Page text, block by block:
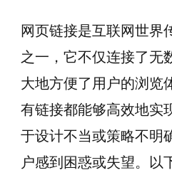
网页链接是互联网世界
之一，它不仅连接了无
大地方便了用户的浏览
有链接都能够高效地实
于设计不当或策略不明
户感到困惑或失望。以